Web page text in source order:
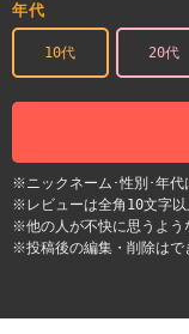
年代
10代 20代
※ニックネーム･性別･年代
※レビューは全角10文字以
※他の人が不快に思うよう
※投稿後の編集・削除はで